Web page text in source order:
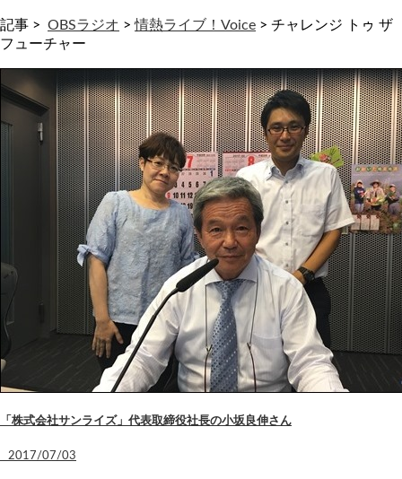
記事 > OBSラジオ >情熱ライブ！Voice > チャレンジ トゥ ザ
フューチャー
「株式会社サンライズ」代表取締役社長の小坂良伸さん
2017/07/03